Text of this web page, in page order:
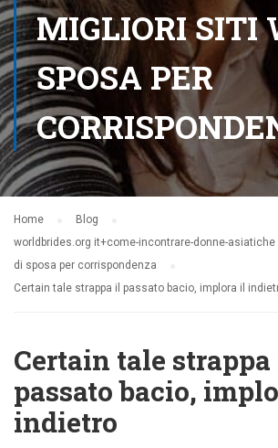
MIGLIORI SITI
SPOSA PER
Home
Blog
worldbrides.org it+come-incontrare-donne-
di sposa per corrispondenza
Certain tale strappa il passato bacio, implora il
Certain tale
passato bacio,
indietro